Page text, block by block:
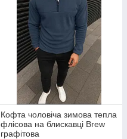
Кофта чоловіча зимова тепла
флісова на блискавці Brew
графітова